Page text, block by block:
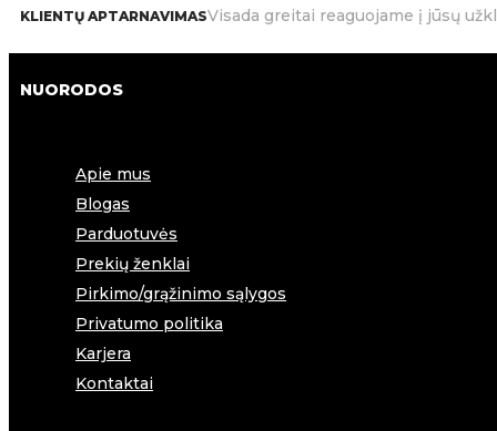
KLIENTŲ APTARNAVIMASVisada greitai reaguojame į jūsų
NUORODOS
Apie mus
Blogas
Parduotuvės
Prekių ženklai
Pirkimo/grąžinimo sąlygos
Privatumo politika
Karjera
Kontaktai